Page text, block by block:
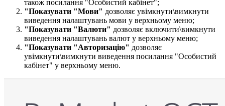
також посилання "Особистий кабінет";
"Показувати "Мови" дозволяє увімкнути\вимкнути
виведення налаштувань мови у верхньому меню;
"Показувати "Валюти" дозволяє включити\вимкнути
виведення налаштувань валют у верхньому меню;
"Показувати "Авторизацію" дозволяє
увімкнути\вимкнути виведення посилання "Особистий
кабінет" у верхньому меню.